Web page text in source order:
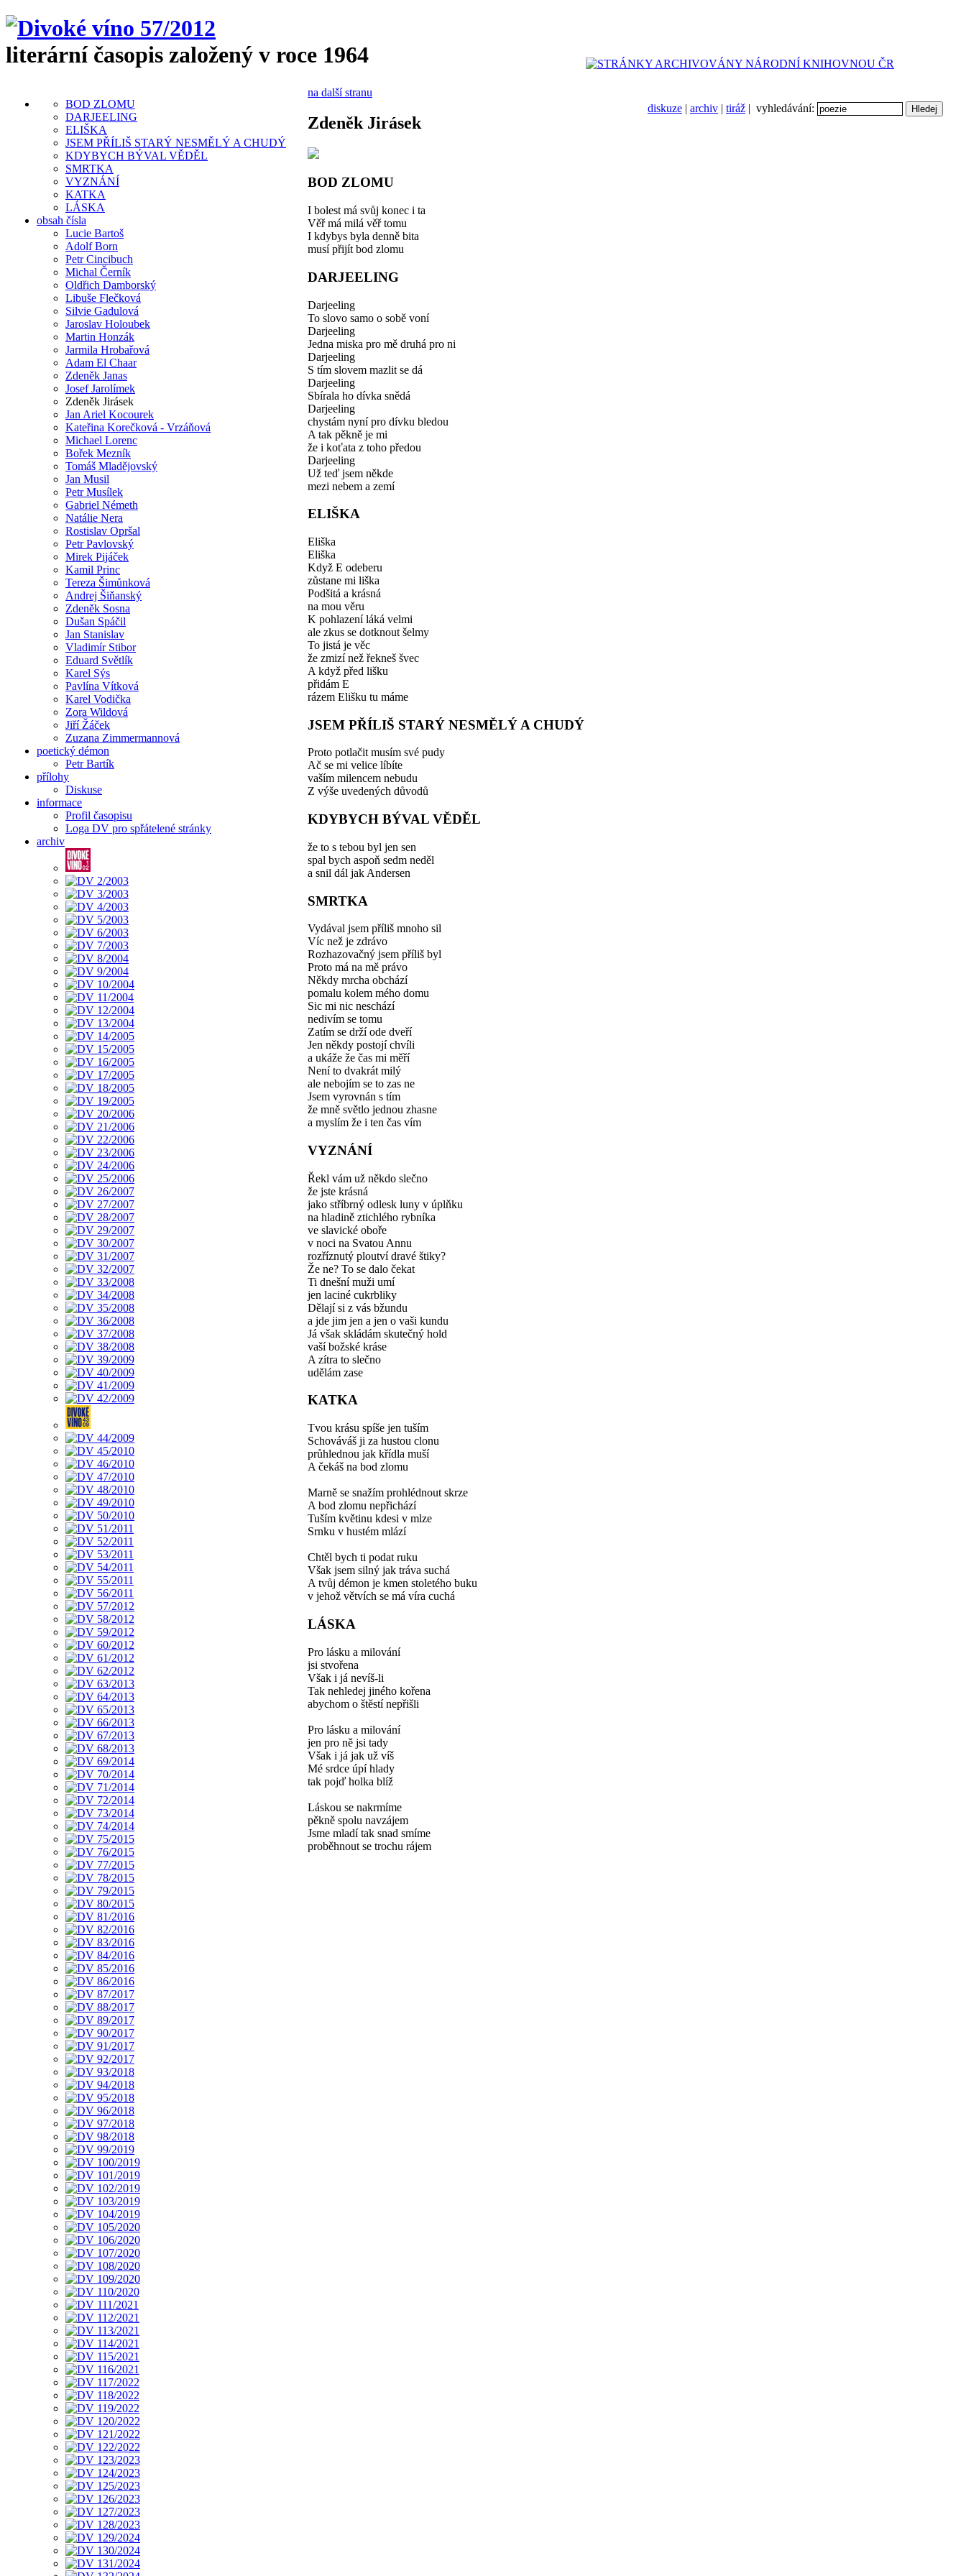
literární časopis založený v roce 1964
diskuze | archiv | tiráž | vyhledávání:
BOD ZLOMU
DARJEELING
ELIŠKA
JSEM PŘÍLIŠ STARÝ NESMĚLÝ A CHUDÝ
KDYBYCH BÝVAL VĚDĚL
SMRTKA
VYZNÁNÍ
KATKA
LÁSKA
obsah čísla
Lucie Bartoš
Adolf Born
Petr Cincibuch
Michal Černík
Oldřich Damborský
Libuše Flečková
Silvie Gadulová
Jaroslav Holoubek
Martin Honzák
Jarmila Hrobařová
Adam El Chaar
Zdeněk Janas
Josef Jarolímek
Zdeněk Jirásek
Jan Ariel Kocourek
Kateřina Korečková - Vrzáňová
Michael Lorenc
Bořek Mezník
Tomáš Mladějovský
Jan Musil
Petr Musílek
Gabriel Németh
Natálie Nera
Rostislav Opršal
Petr Pavlovský
Mirek Pijáček
Kamil Princ
Tereza Šimůnková
Andrej Šiňanský
Zdeněk Sosna
Dušan Spáčil
Jan Stanislav
Vladimír Stibor
Eduard Světlík
Karel Sýs
Pavlína Vítková
Karel Vodička
Zora Wildová
Jiří Žáček
Zuzana Zimmermannová
poetický démon
Petr Bartík
přílohy
Diskuse
informace
Profil časopisu
Loga DV pro spřátelené stránky
archiv
na další stranu
Zdeněk Jirásek
BOD ZLOMU
I bolest má svůj konec i ta
Věř má milá věř tomu
I kdybys byla denně bita
musí přijít bod zlomu
DARJEELING
Darjeeling
To slovo samo o sobě voní
Darjeeling
Jedna miska pro mě druhá pro ni
Darjeeling
S tím slovem mazlit se dá
Darjeeling
Sbírala ho dívka snědá
Darjeeling
chystám nyní pro dívku bledou
A tak pěkně je mi
že i koťata z toho předou
Darjeeling
Už teď jsem někde
mezi nebem a zemí
ELIŠKA
Eliška
Eliška
Když E odeberu
zůstane mi liška
Podšitá a krásná
na mou věru
K pohlazení láká velmi
ale zkus se dotknout šelmy
To jistá je věc
že zmizí než řekneš švec
A když před lišku
přidám E
rázem Elišku tu máme
JSEM PŘÍLIŠ STARÝ NESMĚLÝ A CHUDÝ
Proto potlačit musím své pudy
Ač se mi velice líbíte
vaším milencem nebudu
Z výše uvedených důvodů
KDYBYCH BÝVAL VĚDĚL
že to s tebou byl jen sen
spal bych aspoň sedm neděl
a snil dál jak Andersen
SMRTKA
Vydával jsem příliš mnoho sil
Víc než je zdrávo
Rozhazovačný jsem příliš byl
Proto má na mě právo
Někdy mrcha obchází
pomalu kolem mého domu
Sic mi nic neschází
nedivím se tomu
Zatím se drží ode dveří
Jen někdy postojí chvíli
a ukáže že čas mi měří
Není to dvakrát milý
ale nebojím se to zas ne
Jsem vyrovnán s tím
že mně světlo jednou zhasne
a myslím že i ten čas vím
VYZNÁNÍ
Řekl vám už někdo slečno
že jste krásná
jako stříbrný odlesk luny v úplňku
na hladině ztichlého rybníka
ve slavické oboře
v noci na Svatou Annu
rozříznutý ploutví dravé štiky?
Že ne? To se dalo čekat
Ti dnešní muži umí
jen laciné cukrbliky
Dělají si z vás bžundu
a jde jim jen a jen o vaši kundu
Já však skládám skutečný hold
vaší božské kráse
A zítra to slečno
udělám zase
KATKA
Tvou krásu spíše jen tuším
Schováváš ji za hustou clonu
průhlednou jak křídla muší
A čekáš na bod zlomu
Marně se snažím prohlédnout skrze
A bod zlomu nepřichází
Tuším květinu kdesi v mlze
Srnku v hustém mlází
Chtěl bych ti podat ruku
Však jsem silný jak tráva suchá
A tvůj démon je kmen stoletého buku
v jehož větvích se má víra cuchá
LÁSKA
Pro lásku a milování
jsi stvořena
Však i já nevíš-li
Tak nehledej jiného kořena
abychom o štěstí nepřišli
Pro lásku a milování
jen pro ně jsi tady
Však i já jak už víš
Mé srdce úpí hlady
tak pojď holka blíž
Láskou se nakrmíme
pěkně spolu navzájem
Jsme mladí tak snad smíme
proběhnout se trochu rájem